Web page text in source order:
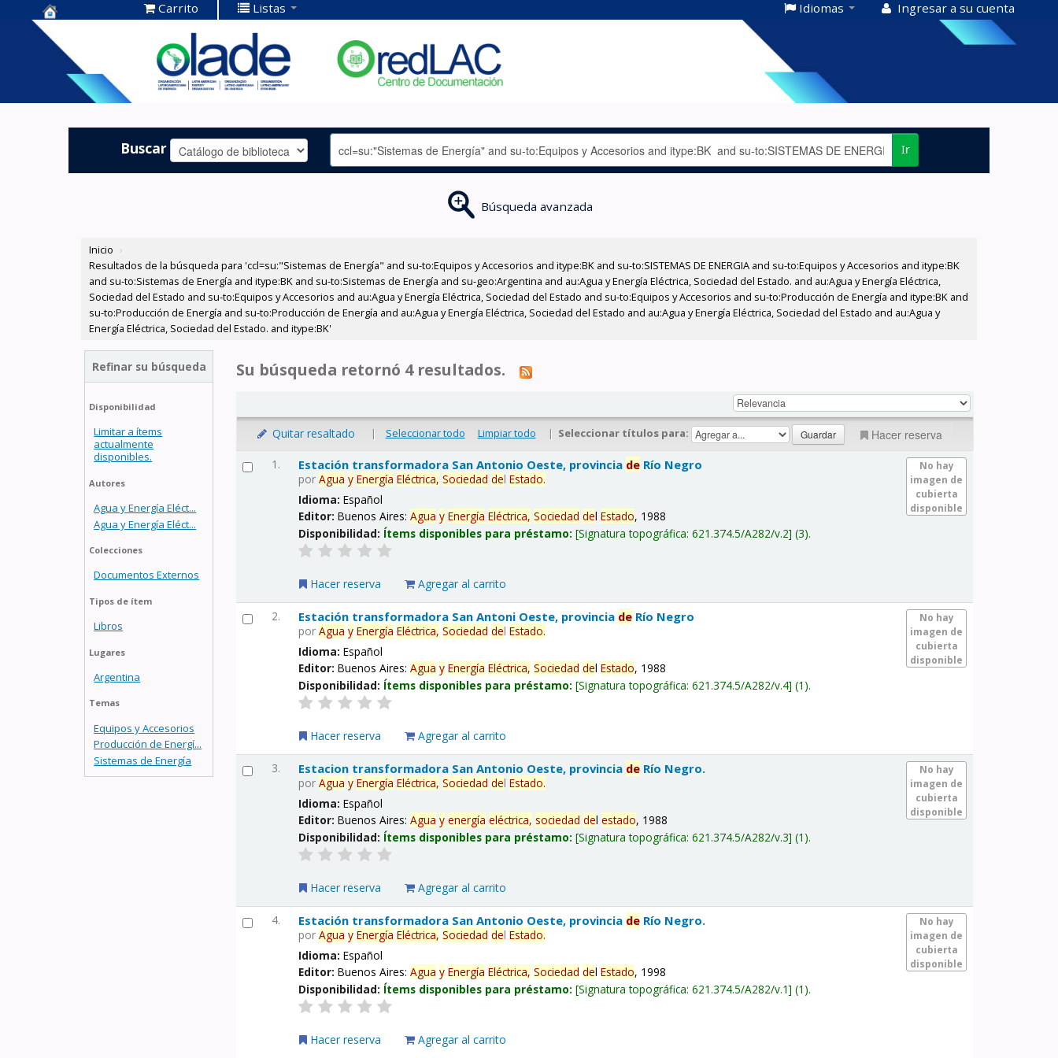
Centro de
Documentación
OLADE -
Carrito Listas Idiomas Ingresar a su cuenta
Buscar Ir
Búsqueda avanzada
Inicio ›
Resultados de la búsqueda para 'ccl=su:"Sistemas de Energía" and su-to:Equipos y Accesorios and itype:BK and su-to:SISTEMAS DE ENERGIA and su-to:Equipos y Accesorios and itype:BK
and su-to:Sistemas de Energía and itype:BK and su-to:Sistemas de Energía and su-geo:Argentina and au:Agua y Energía Eléctrica, Sociedad del Estado. and au:Agua y Energía Eléctrica,
Sociedad del Estado and su-to:Equipos y Accesorios and au:Agua y Energía Eléctrica, Sociedad del Estado and su-to:Equipos y Accesorios and su-to:Producción de Energía and itype:BK and
su-to:Producción de Energía and su-to:Producción de Energía and au:Agua y Energía Eléctrica, Sociedad del Estado and au:Agua y Energía Eléctrica, Sociedad del Estado and au:Agua y
Energía Eléctrica, Sociedad del Estado. and itype:BK'
Refinar su búsqueda
Disponibilidad
Limitar a ítems
actualmente
disponibles.
Autores
Agua y Energía Eléct...
Agua y Energía Eléct...
Colecciones
Documentos Externos
Tipos de ítem
Libros
Lugares
Argentina
Temas
Equipos y Accesorios
Producción de Energí...
Sistemas de Energía
Su búsqueda retornó 4 resultados.
Quitar resaltado | Seleccionar todo Limpiar todo | Seleccionar títulos para: Hacer reserva
1.
No hay
imagen de
cubierta
disponible
Estación transformadora San Antonio Oeste, provincia de Río Negro
porAgua y Energía Eléctrica, Sociedad delEstado.
Idioma:Español
Editor:Buenos Aires:Agua y Energía Eléctrica, Sociedad delEstado, 1988
Disponibilidad: Ítems disponibles para préstamo: Signatura topográfica:621.374.5/A282/v.2 (3).
Hacer reserva Agregar al carrito
2.
No hay
imagen de
cubierta
disponible
Estación transformadora San Antoni Oeste, provincia de Río Negro
porAgua y Energía Eléctrica, Sociedad delEstado.
Idioma:Español
Editor:Buenos Aires:Agua y Energía Eléctrica, Sociedad delEstado, 1988
Disponibilidad: Ítems disponibles para préstamo: Signatura topográfica:621.374.5/A282/v.4 (1).
Hacer reserva Agregar al carrito
3.
No hay
imagen de
cubierta
disponible
Estacion transformadora San Antonio Oeste, provincia de Río Negro.
porAgua y Energía Eléctrica, Sociedad delEstado.
Idioma:Español
Editor:Buenos Aires:Agua y energía eléctrica, sociedad delestado, 1988
Disponibilidad: Ítems disponibles para préstamo: Signatura topográfica:621.374.5/A282/v.3 (1).
Hacer reserva Agregar al carrito
4.
No hay
imagen de
cubierta
disponible
Estación transformadora San Antonio Oeste, provincia de Río Negro.
porAgua y Energía Eléctrica, Sociedad delEstado.
Idioma:Español
Editor:Buenos Aires:Agua y Energía Eléctrica, Sociedad delEstado, 1998
Disponibilidad: Ítems disponibles para préstamo: Signatura topográfica:621.374.5/A282/v.1 (1).
Hacer reserva Agregar al carrito